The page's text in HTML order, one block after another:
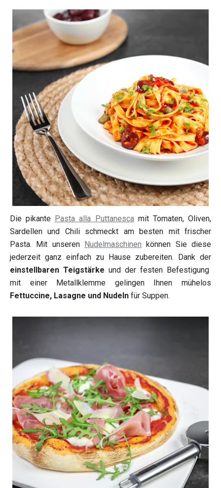
Die pikante Pasta alla Puttanescamit Tomaten, Oliven,
Sardellen und Chili schmeckt am besten mit frischer
Pasta. Mit unseren Nudelmaschinen können Sie diese
jederzeit ganz einfach zu Hause zubereiten. Dank der
einstellbaren Teigstärke und der festen Befestigung
mit einer Metallklemme gelingen Ihnen mühelos
Fettuccine, Lasagne und Nudeln für Suppen.